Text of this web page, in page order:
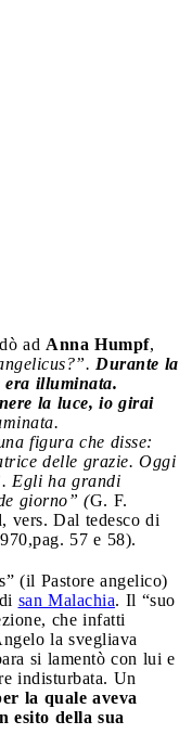
ad Anna Humpf,
Durante la
era illuminata.
la luce, io girai
figura che disse:
delle grazie. Oggi
Egli ha grandi
giorno” (G. F.
vers. Dal tedesco di
57 e 58).
(il Pastore angelico)
san Malachia. Il “suo
che infatti
la svegliava
si lamentò con lui e
indisturbata. Un
la quale aveva
esito della sua